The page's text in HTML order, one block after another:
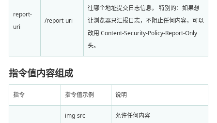
report-
uri
/report-uri
往哪个地址提交日志信息。 特别的：如果想
让浏览器只汇报日志，不阻止任何内容，可以
改用 Content-Security-Policy-Report-Only
头。
指令值内容组成
指令 指令值示例 说明
img-src 允许任何内容